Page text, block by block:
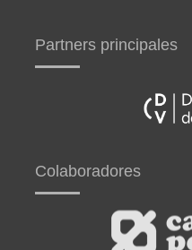
Partners principales
Colaboradores